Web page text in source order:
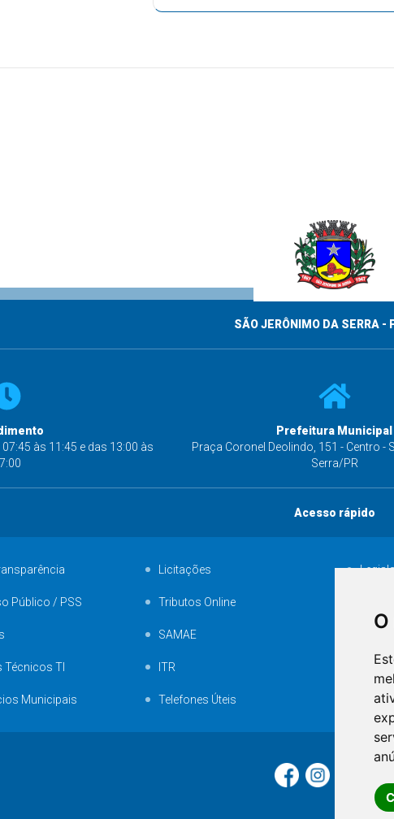
SÃO JERÔNIMO DA SERRA -
às 11:45 e das 13:00 às
Prefeitura Municipal
Praça Coronel Deolindo, 151 - Centro -
Serra/PR
Acesso rápido
Licitações
Público / PSS Tributos Online
SAMAE
Técnicos TI ITR
Municipais Telefones Úteis